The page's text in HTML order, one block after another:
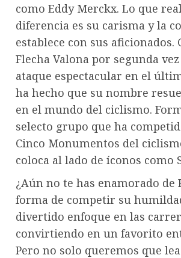
como Eddy Merckx. Lo que
diferencia es su carisma y la
establece con sus aficionados.
Flecha Valona por segunda
ataque espectacular en el
ha hecho que su nombre
en el mundo del ciclismo.
selecto grupo que ha
Cinco Monumentos del
coloca al lado de íconos como
¿Aún no te has enamorado de
forma de competir su
divertido enfoque en las
convirtiendo en un favorito
Pero no solo queremos que